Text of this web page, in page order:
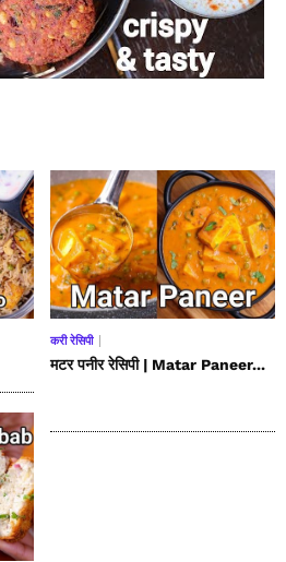
करी रेसिपी
मटर पनीर रेसिपी | Matar Paneer...